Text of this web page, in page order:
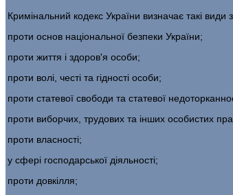
Кримінальний кодекс України визначає такі види
проти основ національної безпеки України;
проти життя і здоров'я особи;
проти волі, честі та гідності особи;
проти статевої свободи та статевої
проти виборчих, трудових та інших особистих
проти власності;
у сфері господарської діяльності;
проти довкілля;